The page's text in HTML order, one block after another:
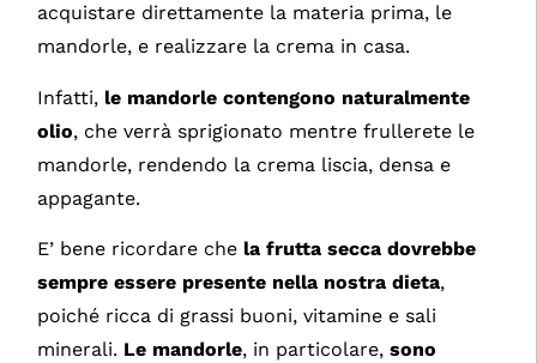
acquistare direttamente la materia prima, le
mandorle, e realizzare la crema in casa.
Infatti, le mandorle contengono naturalmente
olio, che verrà sprigionato mentre frullerete le
mandorle, rendendo la crema liscia, densa e
appagante.
E’ bene ricordare che la frutta secca dovrebbe
sempre essere presente nella nostra dieta,
poiché ricca di grassi buoni, vitamine e sali
minerali. Le mandorle, in particolare,sono